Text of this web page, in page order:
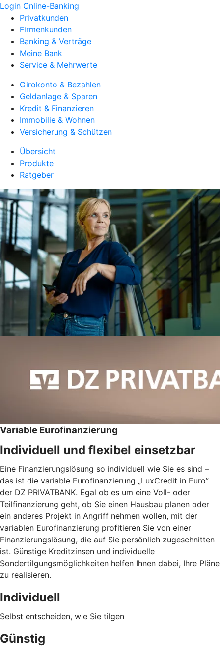
Login Online-Banking
Privatkunden
Firmenkunden
Banking & Verträge
Meine Bank
Service & Mehrwerte
Girokonto & Bezahlen
Geldanlage & Sparen
Kredit & Finanzieren
Immobilie & Wohnen
Versicherung & Schützen
Übersicht
Produkte
Ratgeber
Variable Eurofinanzierung
Individuell und flexibel einsetzbar
Eine Finanzierungslösung so individuell wie Sie es sind –
das ist die variable Eurofinanzierung „LuxCredit in Euro”
der DZ PRIVATBANK. Egal ob es um eine Voll- oder
Teilfinanzierung geht, ob Sie einen Hausbau planen oder
ein anderes Projekt in Angriff nehmen wollen, mit der
variablen Eurofinanzierung profitieren Sie von einer
Finanzierungslösung, die auf Sie persönlich zugeschnitten
ist. Günstige Kreditzinsen und individuelle
Sondertilgungsmöglichkeiten helfen Ihnen dabei, Ihre Pläne
zu realisieren.
Individuell
Selbst entscheiden, wie Sie tilgen
Günstig